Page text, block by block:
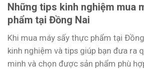
Những tips kinh nghiệm mua
phẩm tại Đồng Nai
Khi mua máy sấy thực phẩm tại
kinh nghiệm và tips giúp bạn đưa ra
minh và chọn được sản phẩm phù